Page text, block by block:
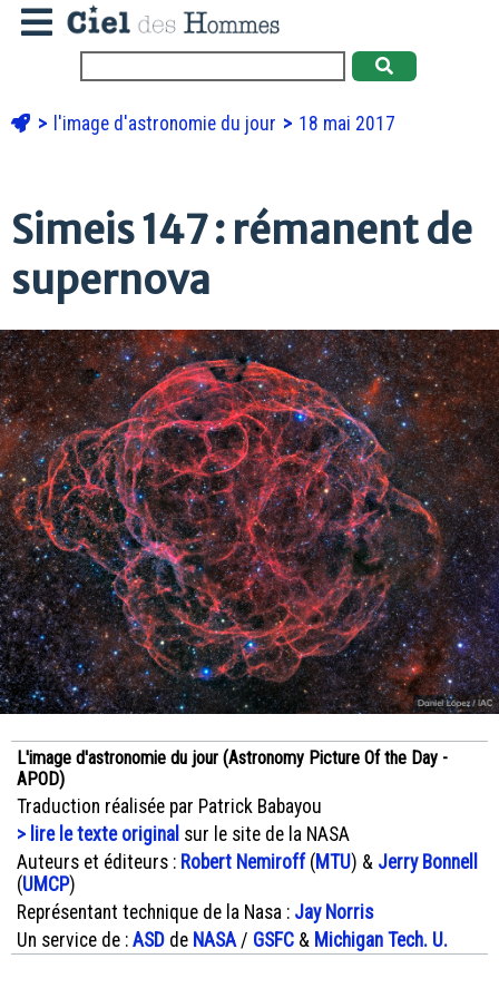
l'image d'astronomie du jour 18 mai 2017
Simeis 147 : rémanent de
supernova
L'image d'astronomie du jour (Astronomy Picture Of the Day -
APOD)
Traduction réalisée par Patrick Babayou
> lire le texte original sur le site de la NASA
Auteurs et éditeurs : Robert Nemiroff(MTU) & Jerry Bonnell
(UMCP)
Représentant technique de la Nasa : Jay Norris
Un service de : ASD de NASA / GSFC & Michigan Tech. U.